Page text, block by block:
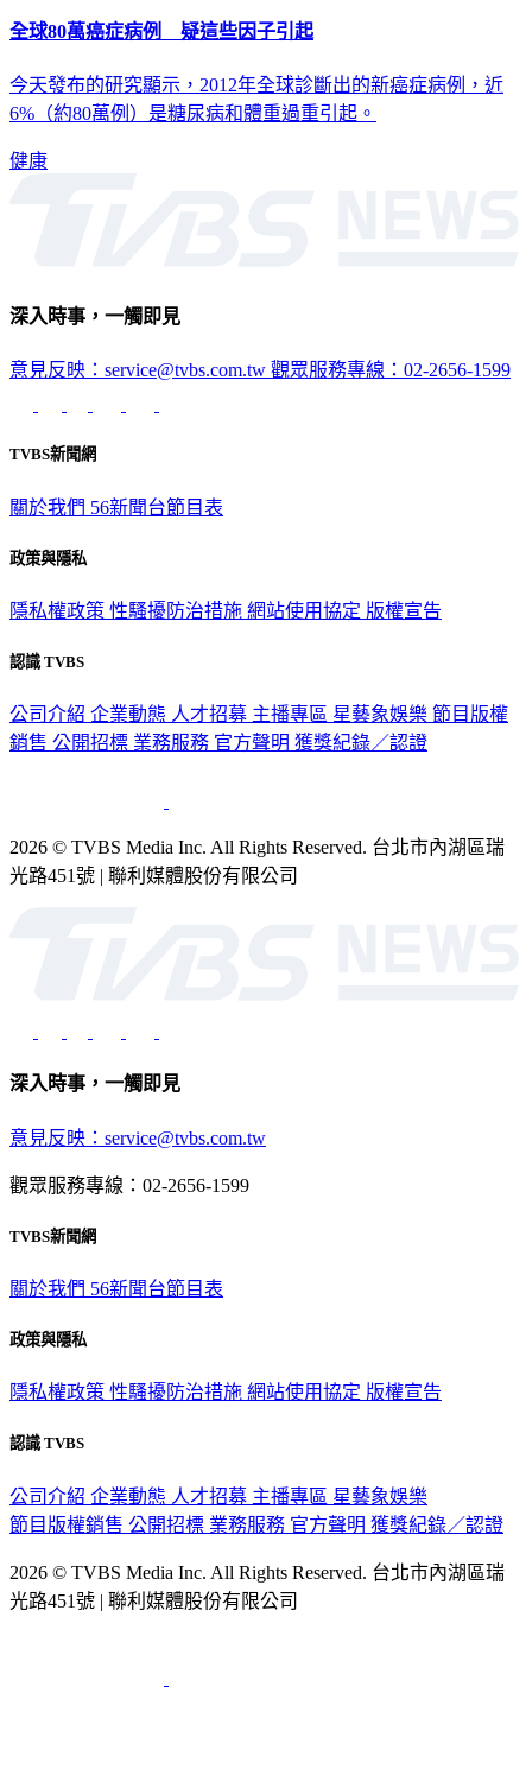
全球80萬癌症病例 疑這些因子引起
今天發布的研究顯示，2012年全球診斷出的新癌症病例，近
6%（約80萬例）是糖尿病和體重過重引起。
健康
深入時事，一觸即見
意見反映：service@tvbs.com.tw 觀眾服務專線：02-2656-1599
TVBS新聞網
關於我們 56新聞台節目表
政策與隱私
隱私權政策 性騷擾防治措施 網站使用協定 版權宣告
認識 TVBS
公司介紹 企業動態 人才招募 主播專區 星藝象娛樂 節目版權
銷售 公開招標 業務服務 官方聲明 獲獎紀錄／認證
2026 © TVBS Media Inc. All Rights Reserved. 台北市內湖區瑞
光路451號 | 聯利媒體股份有限公司
深入時事，一觸即見
意見反映：service@tvbs.com.tw
觀眾服務專線：02-2656-1599
TVBS新聞網
關於我們 56新聞台節目表
政策與隱私
隱私權政策 性騷擾防治措施 網站使用協定 版權宣告
認識 TVBS
公司介紹 企業動態 人才招募 主播專區 星藝象娛樂
節目版權銷售 公開招標 業務服務 官方聲明 獲獎紀錄／認證
2026 © TVBS Media Inc. All Rights Reserved. 台北市內湖區瑞
光路451號 | 聯利媒體股份有限公司